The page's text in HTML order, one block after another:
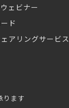
ェビナー
ド
アリングサービス
ります